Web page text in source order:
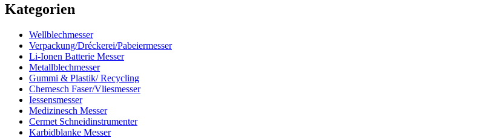
Kategorien
Wellblechmesser
Verpackung/Dréckerei/Pabeiermesser
Li-Ionen Batterie Messer
Metallblechmesser
Gummi & Plastik/ Recycling
Chemesch Faser/Vliesmesser
Iessensmesser
Medizinesch Messer
Cermet Schneidinstrumenter
Karbidblanke Messer